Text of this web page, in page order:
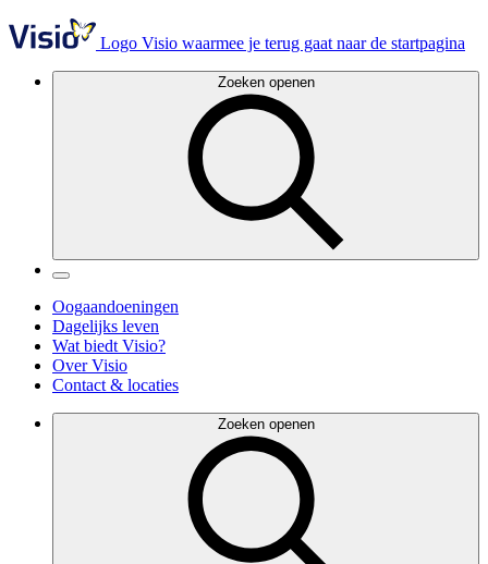
Logo Visio waarmee je terug gaat naar de startpagina
Zoeken openen
Oogaandoeningen
Dagelijks leven
Wat biedt Visio?
Over Visio
Contact & locaties
Zoeken openen